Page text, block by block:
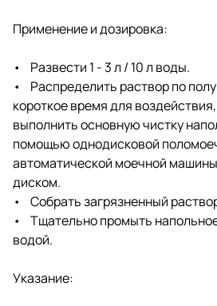
Применение и дозировка:
• Развести 1 - 3 л / 10 л воды.
• Распределить раствор по полу
короткое время для
выполнить основную чистку
помощью однодисковой
автоматической моечной
диском.
• Собрать загрязненный
• Тщательно промыть
водой.
Указание: